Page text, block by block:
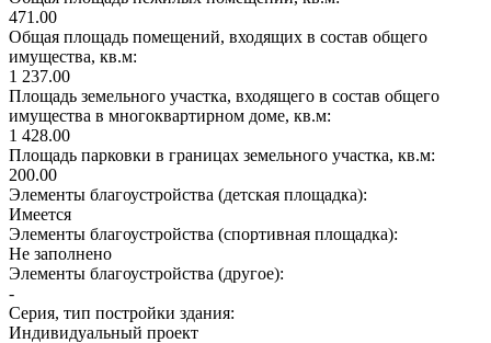
471.00
Общая площадь помещений, входящих в состав общего
имущества, кв.м:
1 237.00
Площадь земельного участка, входящего в состав общего
имущества в многоквартирном доме, кв.м:
1 428.00
Площадь парковки в границах земельного участка, кв.м:
200.00
Элементы благоустройства (детская площадка):
Имеется
Элементы благоустройства (спортивная площадка):
Не заполнено
Элементы благоустройства (другое):
-
Серия, тип постройки здания:
Индивидуальный проект